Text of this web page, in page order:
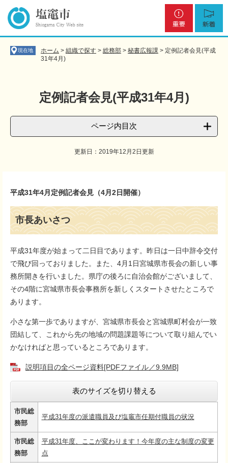
の
ー
現在地 ホーム > 組織で探す > 総務部 > 秘書広報課 > 定例記者会見(平成
31年4月)
定例記者会見(平成31年4月)
ページ内目次
更新日：2019年12月2日更新
平成31年4月定例記者会見（4月2日開催）
市長あいさつ
平成31年度が始まって二日目であります。昨日は一日中辞令交付
で飛び回っておりました。また、4月1日宮城県市長会の新しい事
務所開きを行いました。県庁の後ろに自治会館がございまして、
その4階に宮城県市長会事務所を新しくスタートさせたところで
あります。
小さな第一歩でありますが、宮城県市長会と宮城県町村会が一致
団結して、これから先の地域の問題課題等について取り組んでい
かなければと思っているところであります。
説明項目の全ページ資料[PDFファイル／9.9MB]
表のサイズを切り替える
市民総
務部
平成31年度の派遣職員及び塩竈市任期付職員の状況
市民総
務部
平成31年度、ここが変わります！今年度の主な制度の変更
点